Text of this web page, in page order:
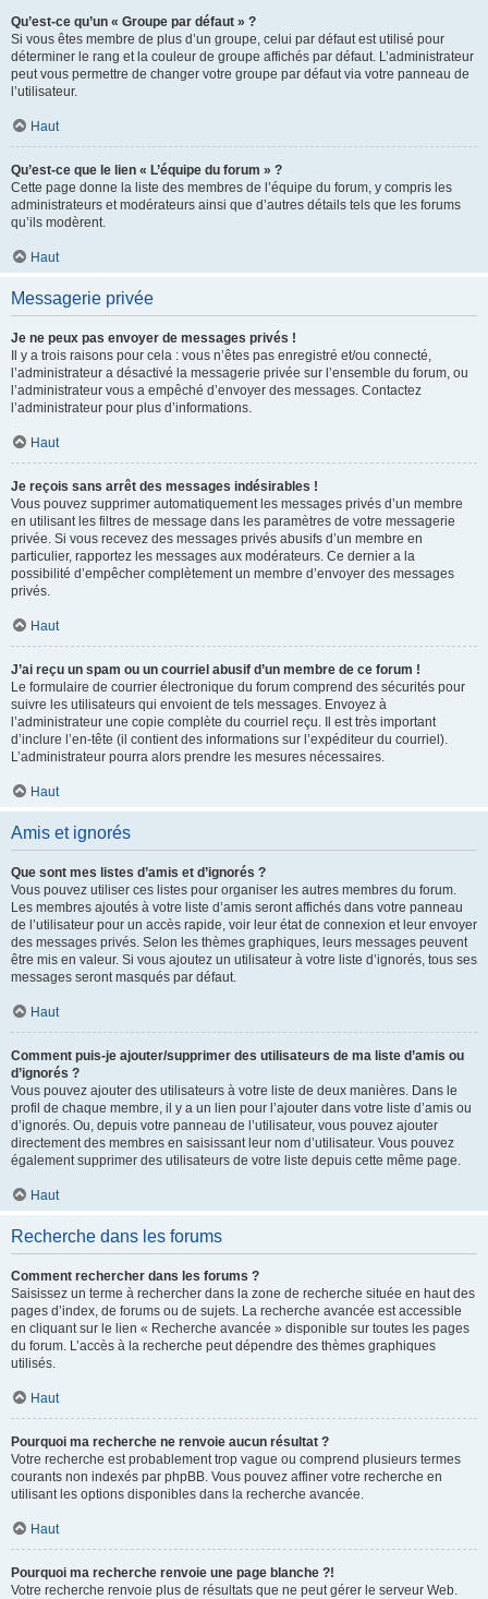
Qu’est-ce qu’un « Groupe par défaut » ?
Si vous êtes membre de plus d’un groupe, celui par défaut est utilisé pour
déterminer le rang et la couleur de groupe affichés par défaut. L’administrateur
peut vous permettre de changer votre groupe par défaut via votre panneau de
l’utilisateur.
Haut
Qu’est-ce que le lien « L’équipe du forum » ?
Cette page donne la liste des membres de l’équipe du forum, y compris les
administrateurs et modérateurs ainsi que d’autres détails tels que les forums
qu’ils modèrent.
Haut
Messagerie privée
Je ne peux pas envoyer de messages privés !
Il y a trois raisons pour cela : vous n’êtes pas enregistré et/ou connecté,
l’administrateur a désactivé la messagerie privée sur l’ensemble du forum, ou
l’administrateur vous a empêché d’envoyer des messages. Contactez
l’administrateur pour plus d’informations.
Haut
Je reçois sans arrêt des messages indésirables !
Vous pouvez supprimer automatiquement les messages privés d’un membre
en utilisant les filtres de message dans les paramètres de votre messagerie
privée. Si vous recevez des messages privés abusifs d’un membre en
particulier, rapportez les messages aux modérateurs. Ce dernier a la
possibilité d’empêcher complètement un membre d’envoyer des messages
privés.
Haut
J’ai reçu un spam ou un courriel abusif d’un membre de ce forum !
Le formulaire de courrier électronique du forum comprend des sécurités pour
suivre les utilisateurs qui envoient de tels messages. Envoyez à
l’administrateur une copie complète du courriel reçu. Il est très important
d’inclure l’en-tête (il contient des informations sur l’expéditeur du courriel).
L’administrateur pourra alors prendre les mesures nécessaires.
Haut
Amis et ignorés
Que sont mes listes d’amis et d’ignorés ?
Vous pouvez utiliser ces listes pour organiser les autres membres du forum.
Les membres ajoutés à votre liste d’amis seront affichés dans votre panneau
de l’utilisateur pour un accès rapide, voir leur état de connexion et leur envoyer
des messages privés. Selon les thèmes graphiques, leurs messages peuvent
être mis en valeur. Si vous ajoutez un utilisateur à votre liste d’ignorés, tous ses
messages seront masqués par défaut.
Haut
Comment puis-je ajouter/supprimer des utilisateurs de ma liste d’amis ou
d’ignorés ?
Vous pouvez ajouter des utilisateurs à votre liste de deux manières. Dans le
profil de chaque membre, il y a un lien pour l’ajouter dans votre liste d’amis ou
d’ignorés. Ou, depuis votre panneau de l’utilisateur, vous pouvez ajouter
directement des membres en saisissant leur nom d’utilisateur. Vous pouvez
également supprimer des utilisateurs de votre liste depuis cette même page.
Haut
Recherche dans les forums
Comment rechercher dans les forums ?
Saisissez un terme à rechercher dans la zone de recherche située en haut des
pages d’index, de forums ou de sujets. La recherche avancée est accessible
en cliquant sur le lien « Recherche avancée » disponible sur toutes les pages
du forum. L’accès à la recherche peut dépendre des thèmes graphiques
utilisés.
Haut
Pourquoi ma recherche ne renvoie aucun résultat ?
Votre recherche est probablement trop vague ou comprend plusieurs termes
courants non indexés par phpBB. Vous pouvez affiner votre recherche en
utilisant les options disponibles dans la recherche avancée.
Haut
Pourquoi ma recherche renvoie une page blanche ?!
Votre recherche renvoie plus de résultats que ne peut gérer le serveur Web.